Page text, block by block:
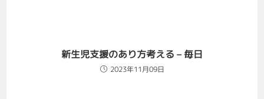
新生児支援のあり方考える – 毎日
2023年11月09日